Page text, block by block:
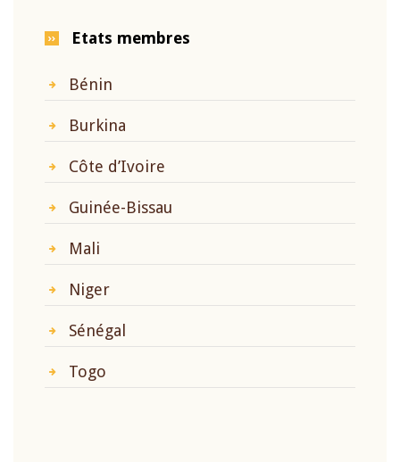
Etats membres
Bénin
Burkina
Côte d’Ivoire
Guinée-Bissau
Mali
Niger
Sénégal
Togo